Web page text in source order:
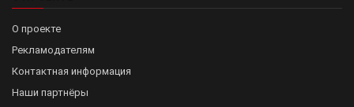
О проекте
Рекламодателям
Контактная информация
Наши партнёры